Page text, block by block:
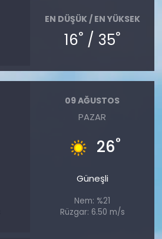
EN DÜŞÜK / EN YÜKSEK
16° / 35°
09 AĞUSTOS
PAZAR
26°
Güneşli
Nem: %21
Rüzgar: 6.50 m/s